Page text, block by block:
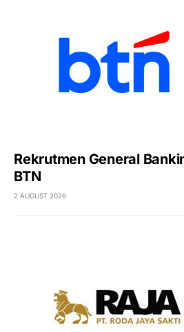
Rekrutmen General
BTN
2 AUGUST 2026